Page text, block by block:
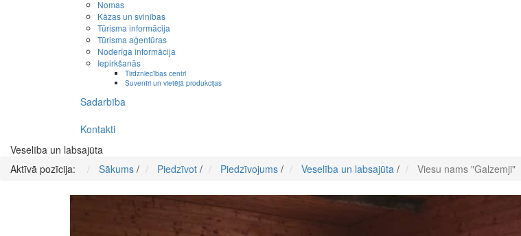
Nomas
Kāzas un svinības
Tūrisma informācija
Tūrisma aģentūras
Noderīga informācija
Iepirkšanās
Tirdzniecības centri
Suvenīri un vietējā produkcijas
Sadarbība
Kontakti
Veselība un labsajūta
Aktīvā pozīcija:
Sākums / Piedzīvot / Piedzīvojums / Veselība un labsajūta / Viesu nams "Galzemji"